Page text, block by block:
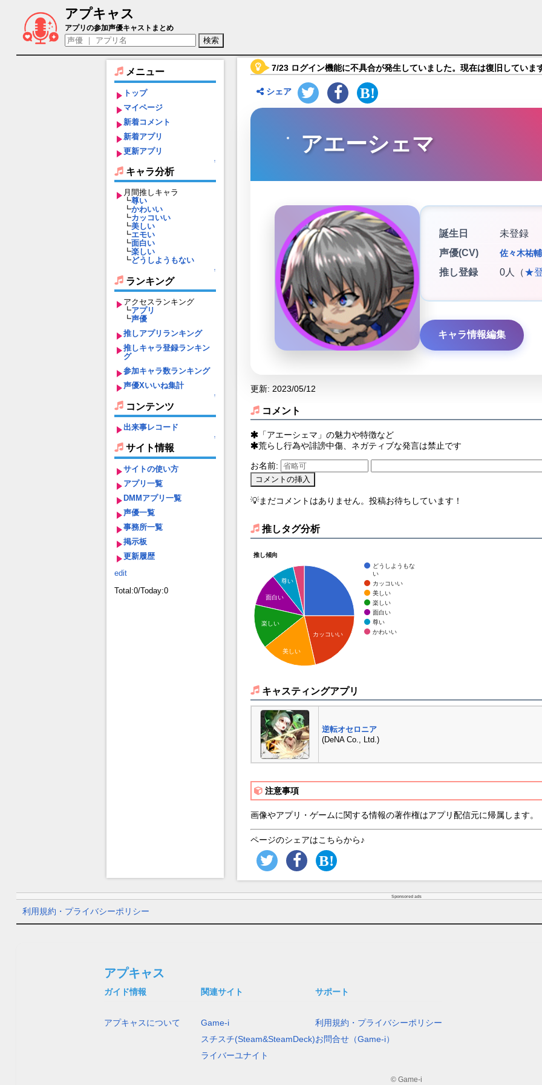
アプキャス
アエーシェマ（声優：佐々木祐輔)【逆転オセロニア】キャラ紹介
アプリの参加声優キャストまとめ
メニュー
トップ
マイページ
新着コメント
新着アプリ
更新アプリ
↑
キャラ分析
月間推しキャラ
┗尊い
┗かわいい
┗カッコいい
┗美しい
┗エモい
┗面白い
┗楽しい
┗どうしようもない
↑
ランキング
アクセスランキング
┗アプリ
┗声優
推しアプリランキング
推しキャラ登録ランキン
グ
参加キャラ数ランキング
声優Xいいね集計
↑
コンテンツ
出来事レコード
↑
サイト情報
サイトの使い方
アプリ一覧
DMMアプリ一覧
声優一覧
事務所一覧
掲示板
更新履歴
edit
Total:0/Today:0
7/23 ログイン機能に不具合が発生していました。現在は復旧していま
シェア
アエーシェマ
誕生日
未登録
声優(CV)
佐々木祐輔
推し登録 0人（★
キャラ情報編集
更新: 2023/05/12
コメント
「アエーシェマ」の魅力や特徴など
荒らし行為や誹謗中傷、ネガティブな発言は禁止です
お名前:
💡まだコメントはありません。投稿お待ちしています！
推しタグ分析
推し傾向
どうしようもな
い
カッコいい
美しい
楽しい
面白い
尊い
かわいい
カッコいい
尊い
面白い
楽しい
美しい
キャスティングアプリ
逆転オセロニア
(DeNA Co., Ltd.)
注意事項
画像やアプリ・ゲームに関する情報の著作権はアプリ配信元に帰属します。
ページのシェアはこちらから♪
Sponsored ads
利用規約・プライバシーポリシー
アプキャス
ガイド情報
アプキャスについて
関連サイト
Game-i
スチスチ(Steam&SteamDeck)
ライバーユナイト
サポート
利用規約・プライバシーポリシー
お問合せ（Game-i）
© Game-i